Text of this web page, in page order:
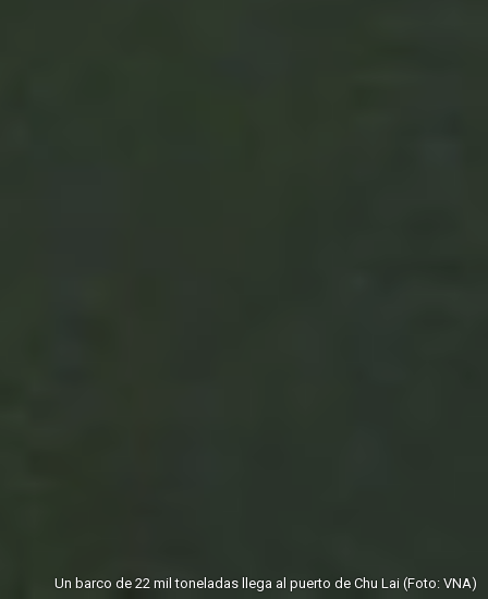
Un barco de 22 mil toneladas llega al puerto de Chu Lai (Foto: VNA)